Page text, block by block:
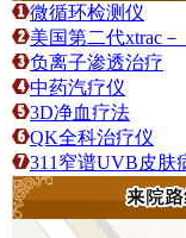
微循环检测仪
美国第二代xtrac
负离子渗透治疗
中药汽疗仪
3D净血疗法
QK全科治疗仪
311窄谱UVB皮肤